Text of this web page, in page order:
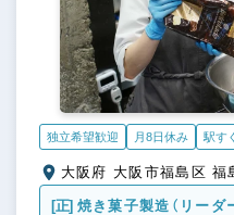
独立希望歓迎 月8日休み 駅す
大阪府 大阪市福
[正] 焼き菓子製造（リーダ